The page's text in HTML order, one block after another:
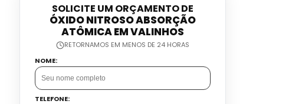
SOLICITE UM ORÇAMENTO DE
ÓXIDO NITROSO ABSORÇÃO
ATÔMICA EM VALINHOS
RETORNAMOS EM MENOS DE 24 HORAS
NOME:
TELEFONE: